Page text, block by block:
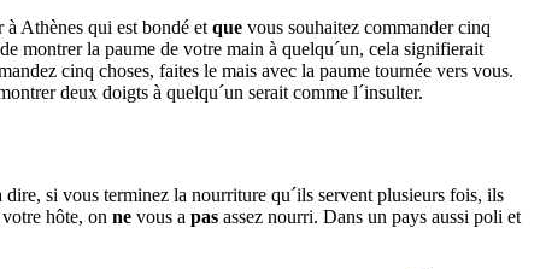
Athènes qui est bondé et que vous souhaitez commander cinq
montrer la paume de votre main à quelqu´un, cela signifierait
cinq choses, faites le mais avec la paume tournée vers vous.
deux doigts à quelqu´un serait comme l´insulter.
dire, si vous terminez la nourriture qu´ils servent plusieurs fois, ils
hôte, on ne vous a pas assez nourri. Dans un pays aussi poli et